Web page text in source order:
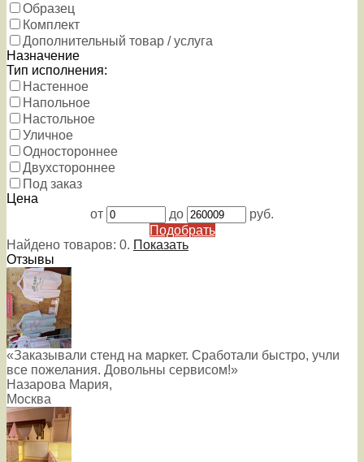
Образец
Комплект
Дополнительный товар / услуга
Назначение
Тип исполнения:
Настенное
Напольное
Настольное
Уличное
Одностороннее
Двухстороннее
Под заказ
Цена
от
до
руб.
Подобрать
Найдено товаров: 0. Показать
Отзывы
«Заказывали стенд на маркет. Сработали быстро, учли
все пожелания. Довольны сервисом!»
Назарова Мария,
Москва